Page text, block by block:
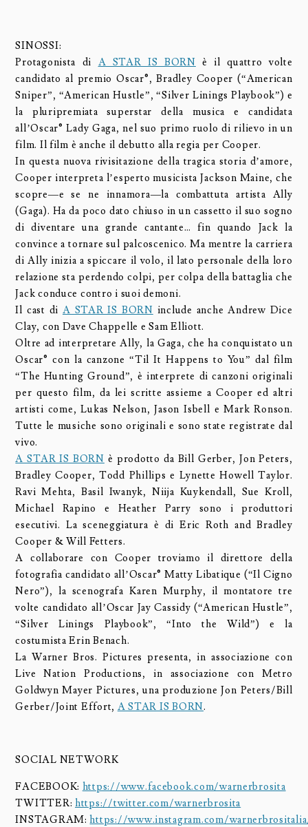
SINOSSI:
Protagonista di A STAR IS BORN è il quattro volte
candidato al premio Oscar®, Bradley Cooper (“American
Sniper”, “American Hustle”, “Silver Linings Playbook”) e
la pluripremiata superstar della musica e candidata
all’Oscar® Lady Gaga, nel suo primo ruolo di rilievo in un
film. Il film è anche il debutto alla regia per Cooper.
In questa nuova rivisitazione della tragica storia d’amore,
Cooper interpreta l’esperto musicista Jackson Maine, che
scopre—e se ne innamora—la combattuta artista Ally
(Gaga). Ha da poco dato chiuso in un cassetto il suo sogno
di diventare una grande cantante… fin quando Jack la
convince a tornare sul palcoscenico. Ma mentre la carriera
di Ally inizia a spiccare il volo, il lato personale della loro
relazione sta perdendo colpi, per colpa della battaglia che
Jack conduce contro i suoi demoni.
Il cast di A STAR IS BORN include anche Andrew Dice
Clay, con Dave Chappelle e Sam Elliott.
Oltre ad interpretare Ally, la Gaga, che ha conquistato un
Oscar® con la canzone “Til It Happens to You” dal film
“The Hunting Ground”, è interprete di canzoni originali
per questo film, da lei scritte assieme a Cooper ed altri
artisti come, Lukas Nelson, Jason Isbell e Mark Ronson.
Tutte le musiche sono originali e sono state registrate dal
vivo.
A STAR IS BORN è prodotto da Bill Gerber, Jon Peters,
Bradley Cooper, Todd Phillips e Lynette Howell Taylor.
Ravi Mehta, Basil Iwanyk, Niija Kuykendall, Sue Kroll,
Michael Rapino e Heather Parry sono i produttori
esecutivi. La sceneggiatura è di Eric Roth and Bradley
Cooper & Will Fetters.
A collaborare con Cooper troviamo il direttore della
fotografia candidato all’Oscar® Matty Libatique (“Il Cigno
Nero”), la scenografa Karen Murphy, il montatore tre
volte candidato all’Oscar Jay Cassidy (“American Hustle”,
“Silver Linings Playbook”, “Into the Wild”) e la
costumista Erin Benach.
La Warner Bros. Pictures presenta, in associazione con
Live Nation Productions, in associazione con Metro
Goldwyn Mayer Pictures, una produzione Jon Peters/Bill
Gerber/Joint Effort, A STAR IS BORN.
SOCIAL NETWORK
FACEBOOK: https://www.facebook.com/warnerbrosita
TWITTER:https://twitter.com/warnerbrosita
INSTAGRAM:https://www.instagram.com/